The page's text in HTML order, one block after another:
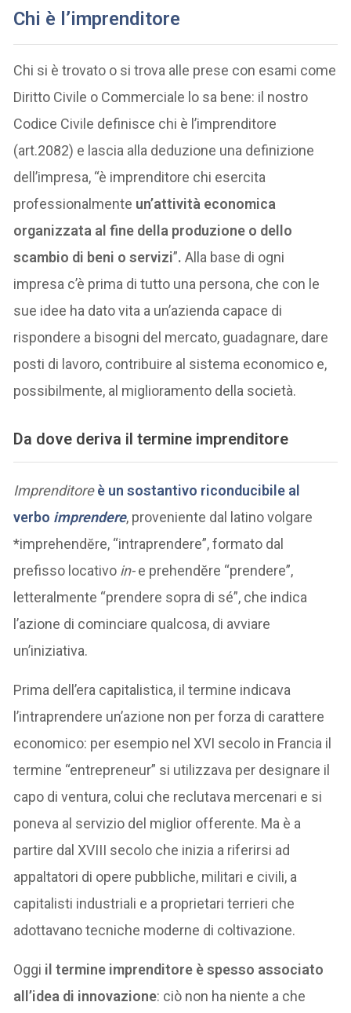
Chi è l’imprenditore
Chi si è trovato o si trova alle prese con esami come
Diritto Civile o Commerciale lo sa bene: il nostro
Codice Civile definisce chi è l’imprenditore
(art.2082) e lascia alla deduzione una definizione
dell’impresa, “è imprenditore chi esercita
professionalmente un’attività economica
organizzata al fine della produzione o dello
scambio di beni o servizi”.Alla base di ogni
impresa c’è prima di tutto una persona, che con le
sue idee ha dato vita a un’azienda capace di
rispondere a bisogni del mercato, guadagnare, dare
posti di lavoro, contribuire al sistema economico e,
possibilmente, al miglioramento della società.
Da dove deriva il termine imprenditore
Imprenditoreè un sostantivo riconducibile al
verbo imprendere, proveniente dal latino volgare
*imprehendĕre, “intraprendere”, formato dal
prefisso locativo in-e prehendĕre “prendere”,
letteralmente “prendere sopra di sé”, che indica
l’azione di cominciare qualcosa, di avviare
un’iniziativa.
Prima dell’era capitalistica, il termine indicava
l’intraprendere un’azione non per forza di carattere
economico: per esempio nel XVI secolo in Francia il
termine “entrepreneur” si utilizzava per designare il
capo di ventura, colui che reclutava mercenari e si
poneva al servizio del miglior offerente. Ma è a
partire dal XVIII secolo che inizia a riferirsi ad
appaltatori di opere pubbliche, militari e civili, a
capitalisti industriali e a proprietari terrieri che
adottavano tecniche moderne di coltivazione.
Oggi il termine imprenditore è spesso associato
all’idea di innovazione: ciò non ha niente a che